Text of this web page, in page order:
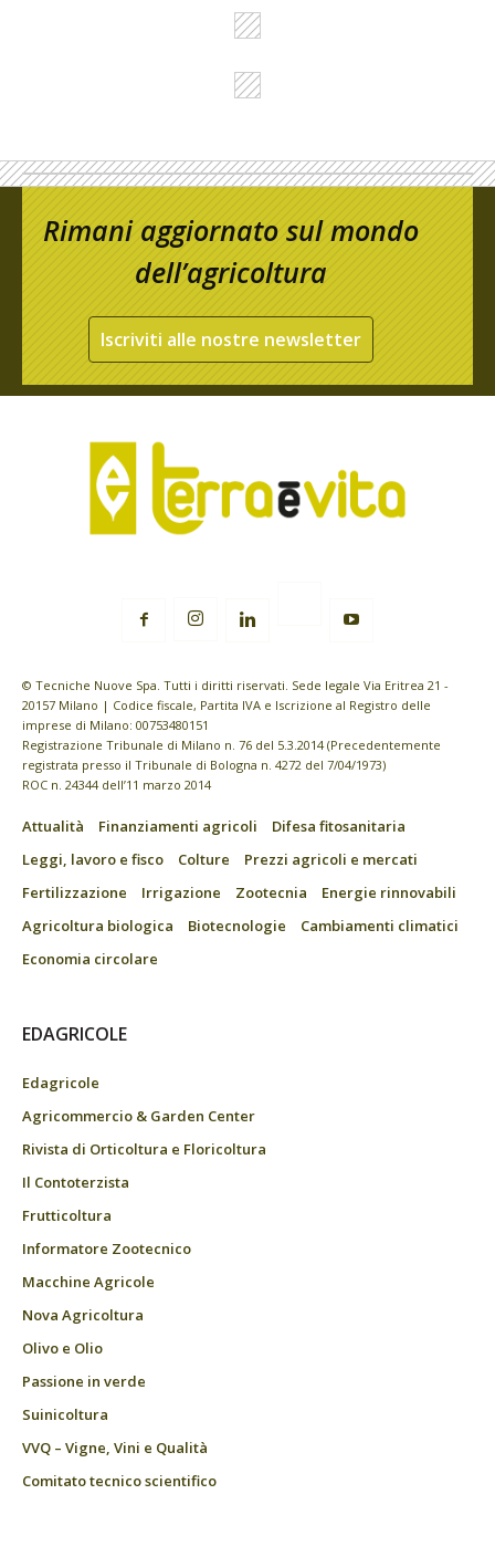
Rimani aggiornato sul mondo
dell’agricoltura
Iscriviti alle nostre newsletter
© Tecniche Nuove Spa. Tutti i diritti riservati. Sede legale Via Eritrea 21 -
20157 Milano | Codice fiscale, Partita IVA e Iscrizione al Registro delle
imprese di Milano: 00753480151
Registrazione Tribunale di Milano n. 76 del 5.3.2014 (Precedentemente
registrata presso il Tribunale di Bologna n. 4272 del 7/04/1973)
ROC n. 24344 dell’11 marzo 2014
Attualità Finanziamenti agricoli
Difesa fitosanitaria
Leggi, lavoro e fisco
Colture
Prezzi agricoli e mercati
Fertilizzazione
Irrigazione Zootecnia
Energie rinnovabili
Agricoltura biologica
Biotecnologie
Cambiamenti climatici
Economia circolare
EDAGRICOLE
Edagricole
Agricommercio & Garden Center
Rivista di Orticoltura e Floricoltura
Il Contoterzista
Frutticoltura
Informatore Zootecnico
Macchine Agricole
Nova Agricoltura
Olivo e Olio
Passione in verde
Suinicoltura
VVQ – Vigne, Vini e Qualità
Comitato tecnico scientifico